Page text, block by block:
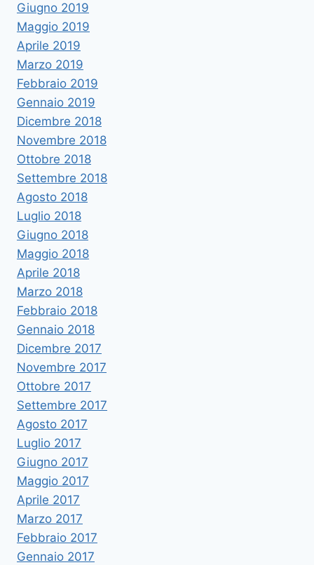
Giugno 2019
Maggio 2019
Aprile 2019
Marzo 2019
Febbraio 2019
Gennaio 2019
Dicembre 2018
Novembre 2018
Ottobre 2018
Settembre 2018
Agosto 2018
Luglio 2018
Giugno 2018
Maggio 2018
Aprile 2018
Marzo 2018
Febbraio 2018
Gennaio 2018
Dicembre 2017
Novembre 2017
Ottobre 2017
Settembre 2017
Agosto 2017
Luglio 2017
Giugno 2017
Maggio 2017
Aprile 2017
Marzo 2017
Febbraio 2017
Gennaio 2017